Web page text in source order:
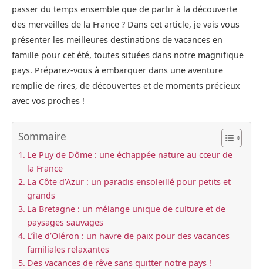
passer du temps ensemble que de partir à la découverte
des merveilles de la France ? Dans cet article, je vais vous
présenter les meilleures destinations de vacances en
famille pour cet été, toutes situées dans notre magnifique
pays. Préparez-vous à embarquer dans une aventure
remplie de rires, de découvertes et de moments précieux
avec vos proches !
Sommaire
Le Puy de Dôme : une échappée nature au cœur de
la France
La Côte d’Azur : un paradis ensoleillé pour petits et
grands
La Bretagne : un mélange unique de culture et de
paysages sauvages
L’île d’Oléron : un havre de paix pour des vacances
familiales relaxantes
Des vacances de rêve sans quitter notre pays !